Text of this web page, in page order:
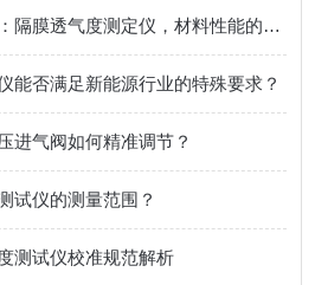
洞察微孔，守护屏障：隔膜透气度测定仪，材料性能的精密标尺
能否满足新能源行业的特殊要求？
进气阀如何精准调节？
试仪的测量范围？
测试仪校准规范解析